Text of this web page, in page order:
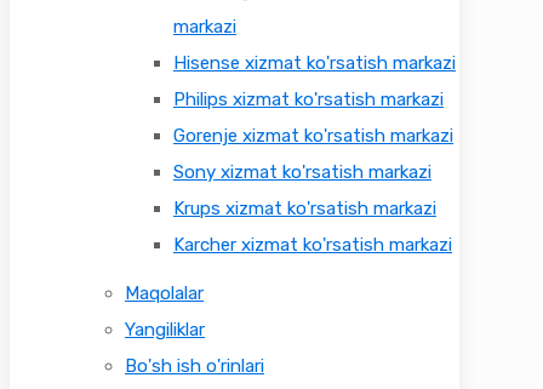
markazi
Hisense xizmat ko'rsatish markazi
Philips xizmat ko'rsatish markazi
Gorenje xizmat ko'rsatish markazi
Sony xizmat ko'rsatish markazi
Krups xizmat ko'rsatish markazi
Karcher xizmat ko'rsatish markazi
Maqolalar
Yangiliklar
Bo'sh ish o'rinlari